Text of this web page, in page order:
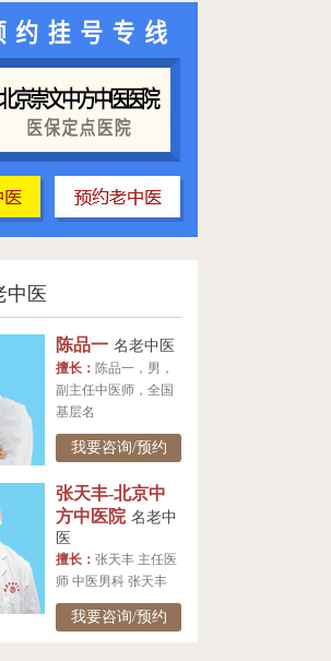
中医
陈品一 名老中医
擅长： 陈品一，男，
副主任中医师，全国
基层名
我要咨询/预约
张天丰-北京中
方中医院 名老中
医
擅长： 张天丰 主任医
师 中医男科 张天丰
我要咨询/预约